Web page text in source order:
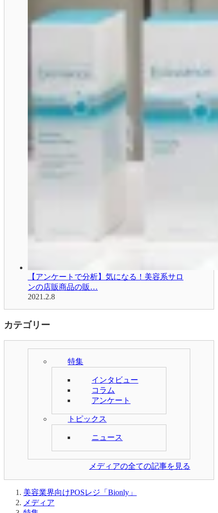
【アンケートで分析】気になる！美容系サロ
ンの店販商品の販…
2021.2.8
カテゴリー
メディア
特集
インタビュー
コラム
アンケート
トピックス
ニュース
メディア